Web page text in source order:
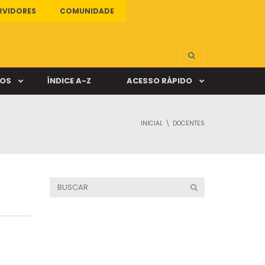
COMUNIDADE
ÍNDICE A-Z ACESSO RÁPIDO
INICIAL DOCENTES